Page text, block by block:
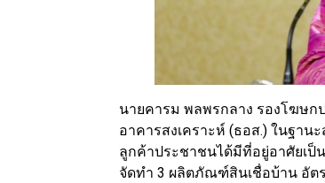
นายคารม พลพรกลาง รองโฆษก
อาคารสงเคราะห์ (ธอส.) ในฐา
ลูกค้าประชาชนได้มีที่อยู่อาศัยเป็
จัดทำ 3 ผลิตภัณฑ์สินเชื่อบ้าน อัต